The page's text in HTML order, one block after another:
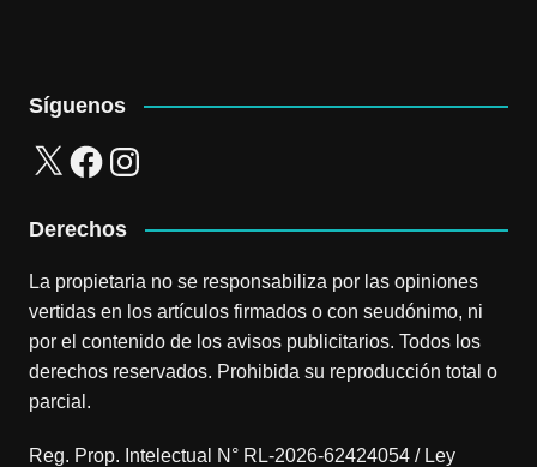
Síguenos
X FacebookInstagram
Derechos
La propietaria no se responsabiliza por las opiniones
vertidas en los artículos firmados o con seudónimo, ni
por el contenido de los avisos publicitarios. Todos los
derechos reservados. Prohibida su reproducción total o
parcial.
Reg. Prop. Intelectual N° RL-2026-62424054 / Ley